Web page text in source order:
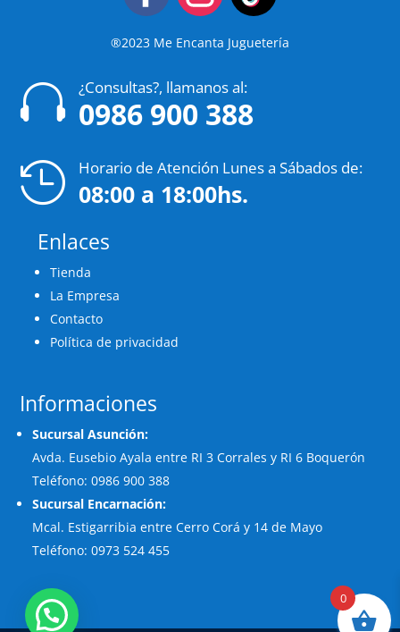
®2023 Me Encanta Juguetería
 ¿Consultas?, llamanos al:
0986 900 388
 Horario de Atención Lunes a Sábados de:
08:00 a 18:00hs.
Enlaces
Tienda
La Empresa
Contacto
Política de privacidad
Informaciones
Sucursal Asunción:
Avda. Eusebio Ayala entre RI 3 Corrales y RI 6 Boquerón
Teléfono: 0986 900 388
Sucursal Encarnación:
Mcal. Estigarribia entre Cerro Corá y 14 de Mayo
Teléfono: 0973 524 455
0